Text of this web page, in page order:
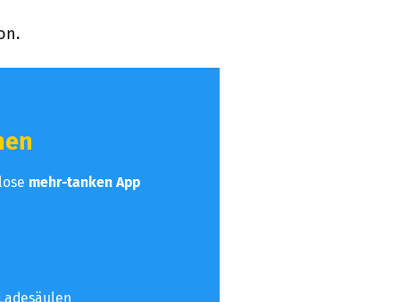
mehr-tanken App